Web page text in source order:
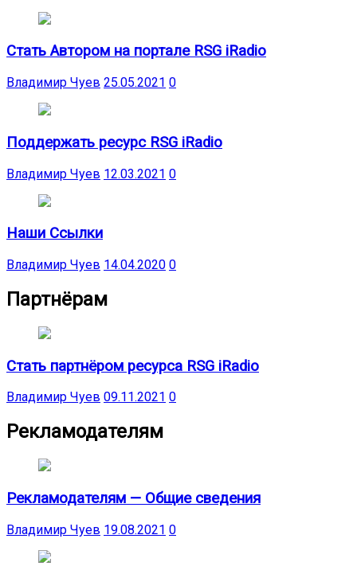
Стать Автором на портале RSG iRadio
Владимир Чуев 25.05.2021 0
Поддержать ресурс RSG iRadio
Владимир Чуев 12.03.2021 0
Наши Ссылки
Владимир Чуев 14.04.2020 0
Партнёрам
Стать партнёром ресурса RSG iRadio
Владимир Чуев 09.11.2021 0
Рекламодателям
Рекламодателям — Общие сведения
Владимир Чуев 19.08.2021 0